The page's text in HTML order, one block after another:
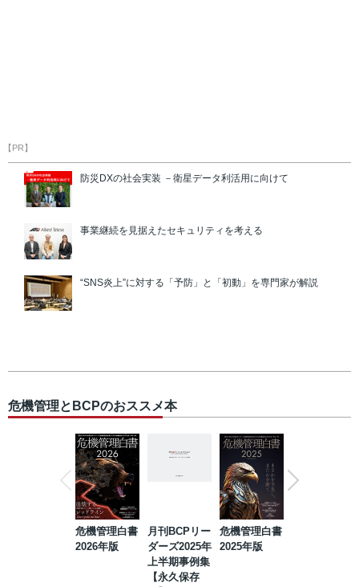
【PR】
防災DXの社会実装 －衛星データ利活用に向けて
事業継続を見据えたセキュリティを考える
“SNS炎上”に対する「予防」と「初動」を専門家が解説
危機管理とBCPのおススメ本
危機管理白書
2026年版
月刊BCPリー
ダーズ2025年
上半期事例集
【永久保存
危機管理白書
2025年版